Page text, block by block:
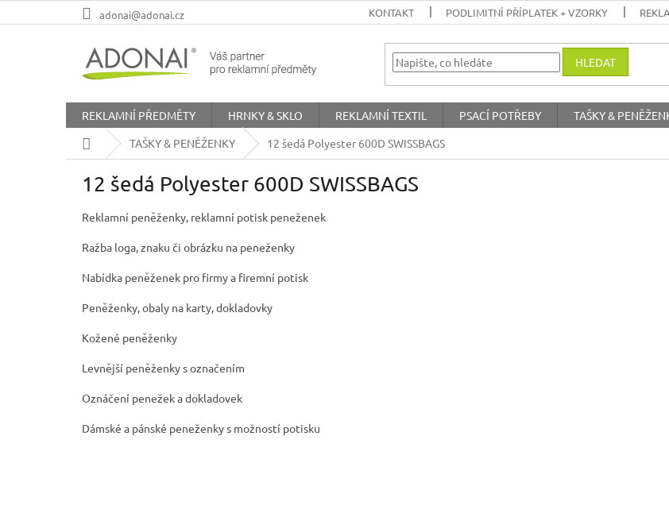
na
adonai@adonai.cz KONTAKT PODLIMITNÍ PŘÍPLATEK + VZORKY
HLEDAT
REKLAMNÍ PŘEDMĚTY HRNKY & SKLO REKLAMNÍ TEXTIL PSACÍ POTŘEBY TAŠKY &
Domů TAŠKY & PENĚŽENKY 12 šedá Polyester 600D SWISSBAGS
12 šedá Polyester 600D SWISSBAGS
Reklamní peněženky, reklamní potisk peneženek
Ražba loga, znaku či obrázku na peneženky
Nabídka peněženek pro firmy a firemní potisk
Peněženky, obaly na karty, dokladovky
Kožené peněženky
Levnější peněženky s označením
Oznáčení penežek a dokladovek
Dámské a pánské peneženky s možností potisku